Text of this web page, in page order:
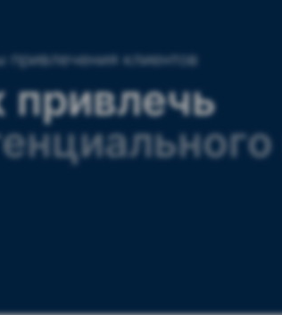
привлечения клиентов
привлечь